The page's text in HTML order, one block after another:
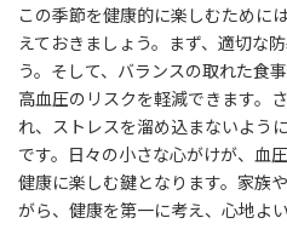
この季節を健康的に楽しむために
えておきましょう。まず、適切な
う。そして、バランスの取れた食
高血圧のリスクを軽減できます。
れ、ストレスを溜め込まないよう
です。日々の小さな心がけが、血
健康に楽しむ鍵となります。家族
がら、健康を第一に考え、心地よ